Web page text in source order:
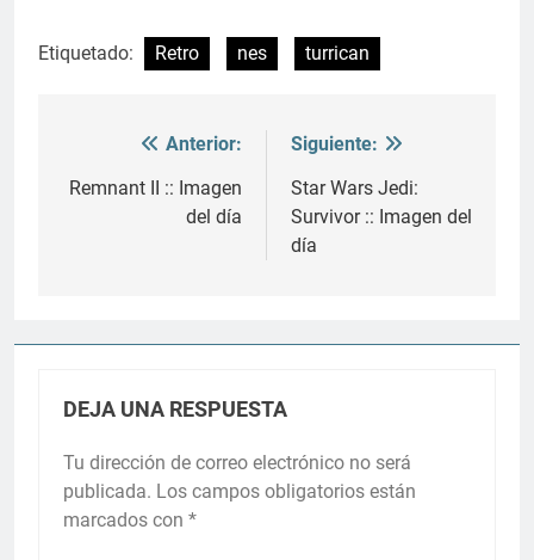
Etiquetado: Retro nes turrican
Navegación
de
Anterior:
Remnant II :: Imagen
del día
Siguiente:
Star Wars Jedi:
Survivor :: Imagen del
día
DEJA UNA RESPUESTA
Tu dirección de correo electrónico no será
publicada. Los campos obligatorios están
marcados con *